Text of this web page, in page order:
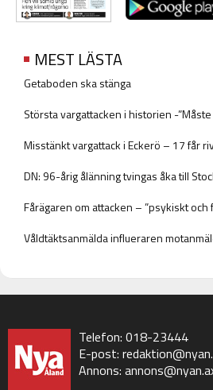
MEST LÄSTA
Getaboden ska stänga
Största vargattacken i historien -
Misstänkt vargattack i Eckerö – 17 får
DN: 96-årig ålänning tvingas åka till
Fårägaren om attacken – ”psykiskt och
Våldtäktsanmälda influeraren
Telefon: 018-23444
E-post:
Annons: